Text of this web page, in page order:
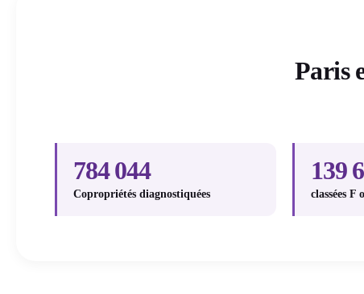
Paris
784 044
Copropriétés diagnostiquées
139
classées F